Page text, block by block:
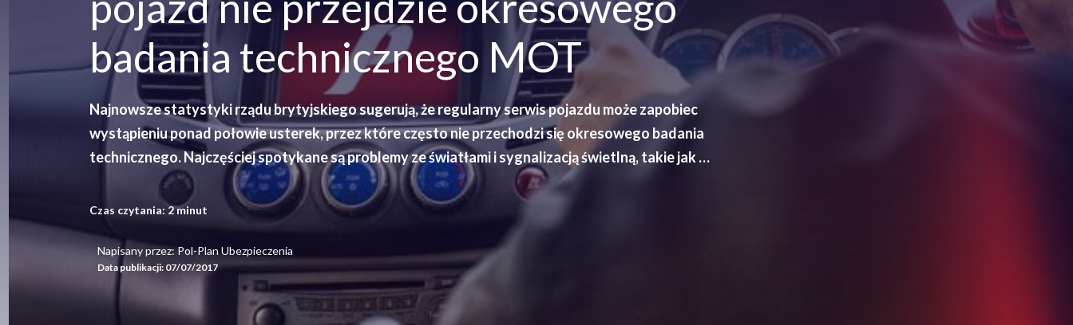
badania technicznego MOT
Najnowsze statystyki rządu brytyjskiego sugerują, że regularny serwis pojazdu może zapobiec
wystąpieniu ponad połowie usterek, przez które często nie przechodzi się okresowego badania
technicznego. Najczęściej spotykane są problemy ze światłami i sygnalizacją świetlną, takie jak …
Czas czytania: 2minut
Napisany przez: Pol-Plan Ubezpieczenia
Data publikacji: 07/07/2017